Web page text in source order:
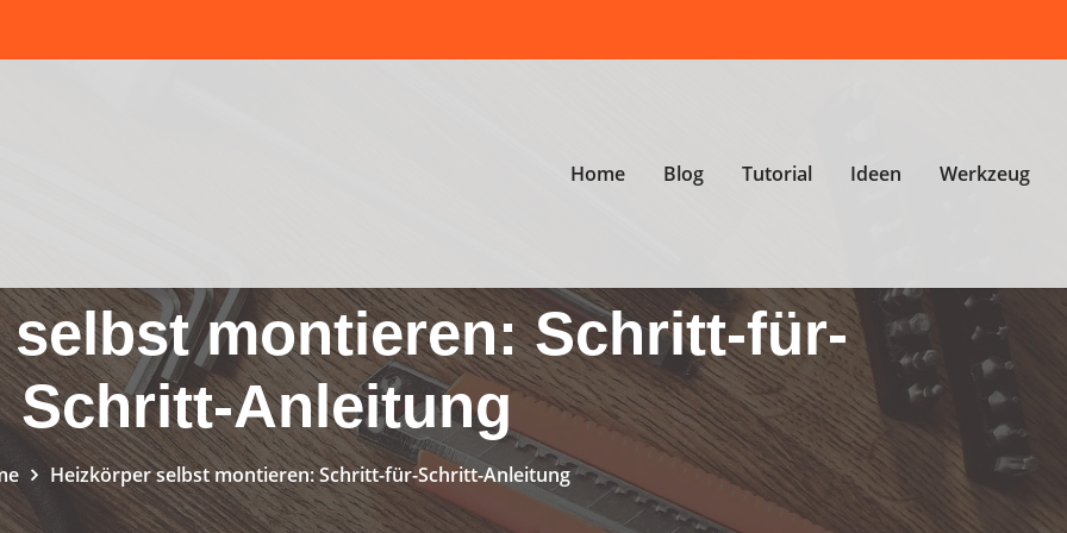
Home Blog Tutorial Ideen Werkzeug
selbst montieren: Schritt-für-
Schritt-Anleitung
Heizkörper selbst montieren: Schritt-für-Schritt-Anleitung